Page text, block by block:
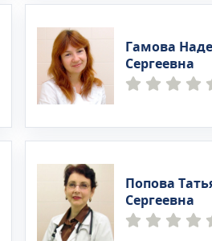
Гамова
Сергеевна
Попова
Сергеевна